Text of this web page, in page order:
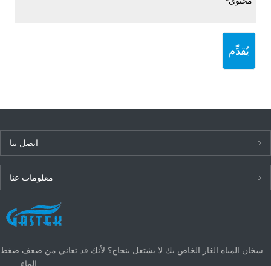
يُقدِّم
اتصل بنا
معلومات عنا
أحدث الأخبار
سخان المياه الغاز الخاص بك لا يشتعل بنجاح؟ لأنك قد تعاني من ضعف ضغط
الماء.